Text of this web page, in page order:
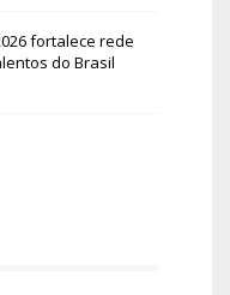
fortalece rede
do Brasil